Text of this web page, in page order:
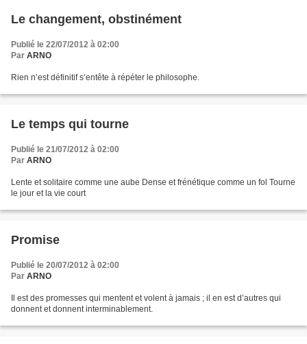
Le changement, obstinément
Publié le 22/07/2012 à 02:00
Par ARNO
Rien n’est définitif s’entête à répéter le philosophe.
Le temps qui tourne
Publié le 21/07/2012 à 02:00
Par ARNO
Lente et solitaire comme une aube Dense et frénétique comme un fol Tourne
le jour et la vie court
Promise
Publié le 20/07/2012 à 02:00
Par ARNO
Il est des promesses qui mentent et volent à jamais ; il en est d’autres qui
donnent et donnent interminablement.